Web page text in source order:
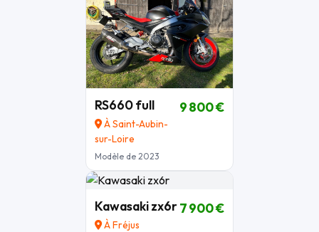
RS660 full
À Saint-Aubin-
sur-Loire
Modèle de 2023
9 800 €
Kawasaki zx6r
À Fréjus
7 900 €